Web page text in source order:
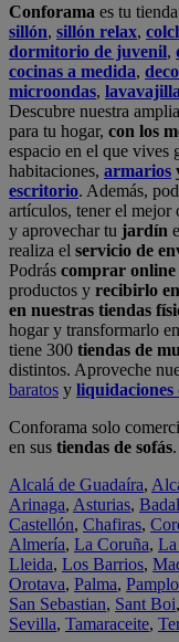
Conforama es tu
sillón, sillón relax,
dormitorio de juvenil,
cocinas a medida,
microondas,
Descubre nuestra
para tu hogar, con los
espacio en el que vives
habitaciones, armarios
escritorio. Además,
artículos, tener el mejor
y aprovechar tu jardín
realiza el servicio de
Podrás comprar online
productos y recibirlo
en nuestras tiendas
hogar y transformarlo
tiene 300 tiendas de
distintos. Aproveche
baratos y liquidaciones
Conforama solo
en sus tiendas de sofás.
Alcalá de Guadaíra,
Arinaga, Asturias,
Castellón, Chafiras,
Almería, La Coruña, La
Lleida, Los Barrios,
Orotava, Palma,
San Sebastian, Sant Boi,
Sevilla, Tamaraceite,